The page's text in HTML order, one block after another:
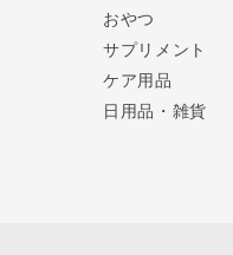
おやつ
サプリメント
ケア用品
日用品・雑貨